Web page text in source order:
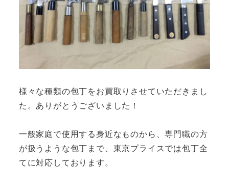
様々な種類の包丁をお買取りさせていただきまし
た。ありがとうございました！
一般家庭で使用する身近なものから、専門職の方
が扱うような包丁まで、東京プライスでは包丁全
てに対応しております。